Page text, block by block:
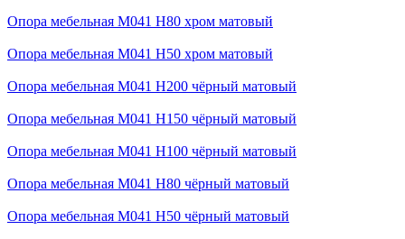
Опора мебельная М041 H80 хром матовый
Опора мебельная М041 H50 хром матовый
Опора мебельная М041 H200 чёрный матовый
Опора мебельная М041 H150 чёрный матовый
Опора мебельная М041 H100 чёрный матовый
Опора мебельная М041 H80 чёрный матовый
Опора мебельная М041 H50 чёрный матовый